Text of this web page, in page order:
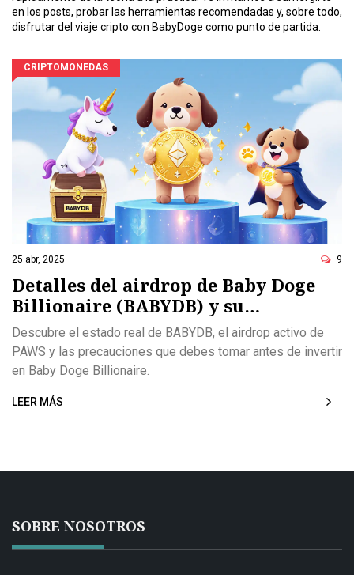
en los posts, probar las herramientas recomendadas y, sobre todo,
disfrutar del viaje cripto con BabyDoge como punto de partida.
CRIPTOMONEDAS
25 abr, 2025 9
Detalles del airdrop de Baby Doge
Billionaire (BABYDB) y su
ecosistema
Descubre el estado real de BABYDB, el airdrop activo de
PAWS y las precauciones que debes tomar antes de invertir
en Baby Doge Billionaire.
LEER MÁS
SOBRE NOSOTROS